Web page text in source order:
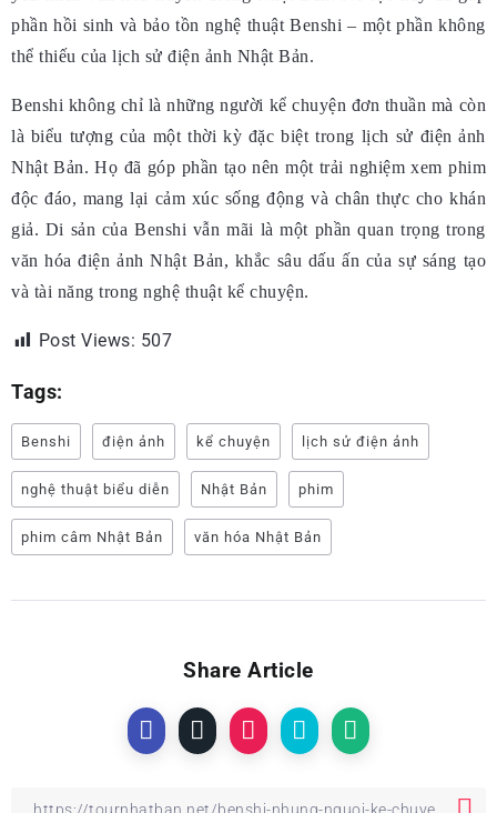
phần hồi sinh và bảo tồn nghệ thuật Benshi – một phần không
thể thiếu của lịch sử điện ảnh Nhật Bản.
Benshi không chỉ là những người kể chuyện đơn thuần mà còn
là biểu tượng của một thời kỳ đặc biệt trong lịch sử điện ảnh
Nhật Bản. Họ đã góp phần tạo nên một trải nghiệm xem phim
độc đáo, mang lại cảm xúc sống động và chân thực cho khán
giả. Di sản của Benshi vẫn mãi là một phần quan trọng trong
văn hóa điện ảnh Nhật Bản, khắc sâu dấu ấn của sự sáng tạo
và tài năng trong nghệ thuật kể chuyện.
Post Views: 507
Tags:
Benshi điện ảnh kể chuyện lịch sử điện ảnh
nghệ thuật biểu diễn Nhật Bản phim
phim câm Nhật Bản văn hóa Nhật Bản
Share Article